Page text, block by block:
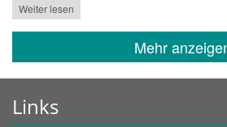
Weiter lesen
Mehr
Links